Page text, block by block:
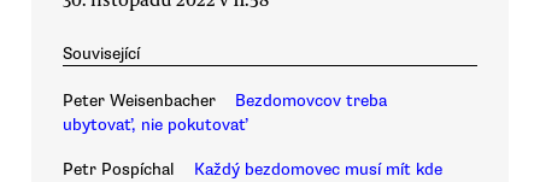
Související
Peter Weisenbacher
Bezdomovcov treba
ubytovať, nie pokutovať
Petr Pospíchal
Každý bezdomovec musí mít kde